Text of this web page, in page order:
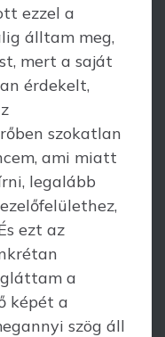
ezzel a
álltam meg,
mert a saját
érdekelt,
szokatlan
ami miatt
legalább
ezt az
a
képét a
szög áll